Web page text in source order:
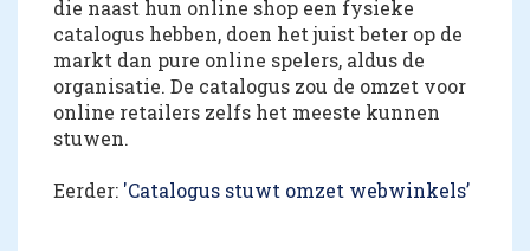
die naast hun online shop een fysieke
catalogus hebben, doen het juist beter op de
markt dan pure online spelers, aldus de
organisatie. De catalogus zou de omzet voor
online retailers zelfs het meeste kunnen
stuwen.
Eerder: 'Catalogus stuwt omzet webwinkels’